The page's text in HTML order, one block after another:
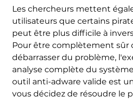
Les chercheurs mettent
utilisateurs que certains
peut être plus difficile à
Pour être complètement sûr
débarrasser du problème,
analyse complète du
outil anti-adware valide est
vous décidez de résoudre le